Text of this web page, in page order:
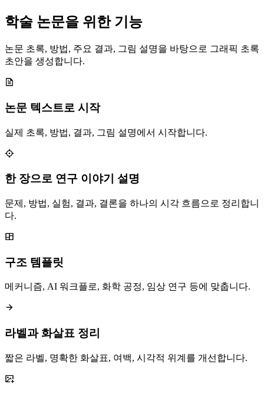
학술 논문을 위한 기능
논문 초록, 방법, 주요 결과, 그림 설명을 바탕으로 그래픽 초록
초안을 생성합니다.
논문 텍스트로 시작
실제 초록, 방법, 결과, 그림 설명에서 시작합니다.
한 장으로 연구 이야기 설명
문제, 방법, 실험, 결과, 결론을 하나의 시각 흐름으로 정리합니
다.
구조 템플릿
메커니즘, AI 워크플로, 화학 공정, 임상 연구 등에 맞춥니다.
라벨과 화살표 정리
짧은 라벨, 명확한 화살표, 여백, 시각적 위계를 개선합니다.